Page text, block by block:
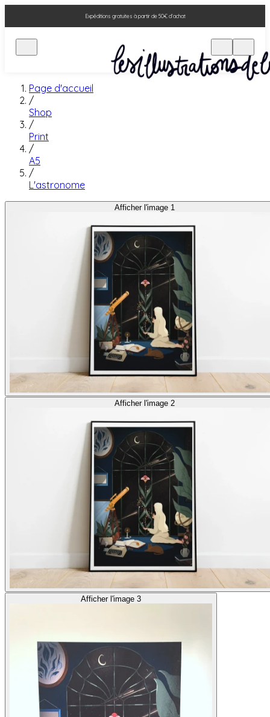
Expéditions gratuites à partir de 50€ d'achat
Page d'accueil
/
Shop
/
Print
/
A5
/
L'astronome
Afficher l'image 1
Afficher l'image 2
Afficher l'image 3